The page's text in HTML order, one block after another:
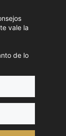
vale la
de lo